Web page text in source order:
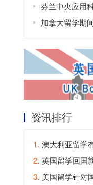
应用科技大学
芬兰中央应用
月20日举行！
加拿大留学期
资讯排行
1. 澳大利亚留学
2. 英国留学回国
3. 美国留学针对